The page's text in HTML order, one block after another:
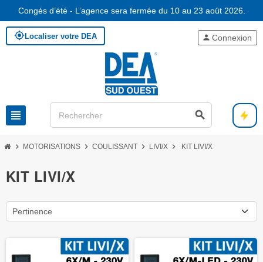
Congés d’été - L’agence sera fermée du 10 au 23 août 2026.
my_locationLocaliser votre DEA
view_headline search
person Connexion
chevron_right MOTORISATIONS chevron_right COULISSANT chevron_right LIVI/X chevron_right KIT LIVI/X
KIT LIVI/X
Pertinence